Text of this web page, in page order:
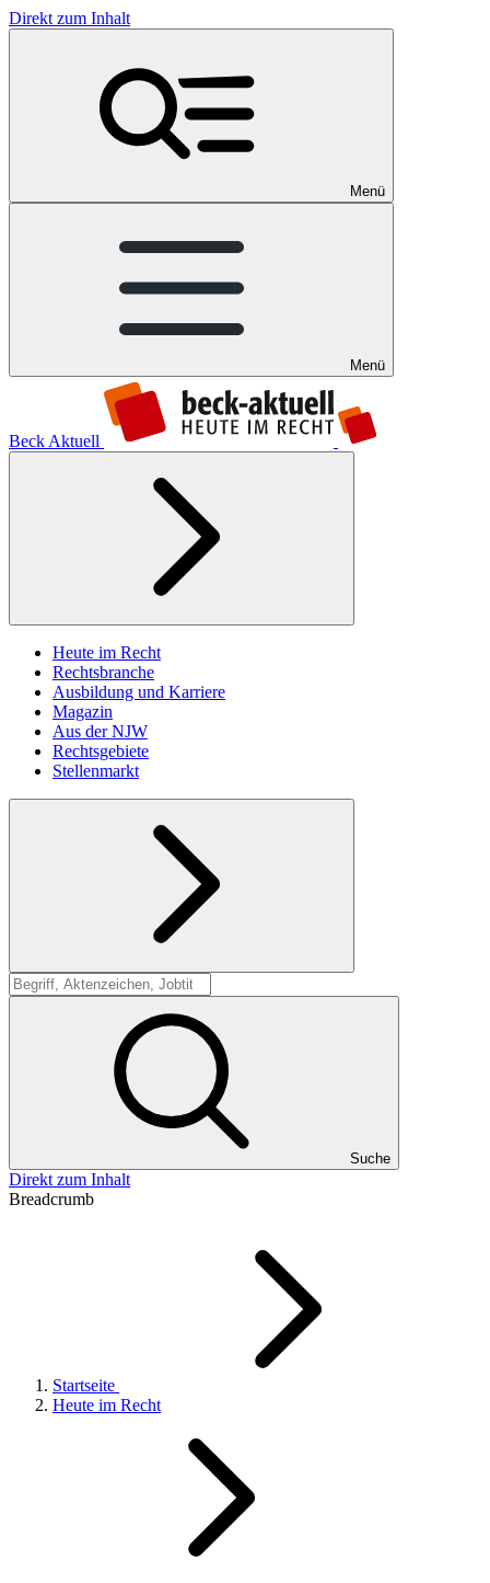
Direkt zum Inhalt
Menü
Menü
Beck Aktuell
Heute im Recht
Rechtsbranche
Ausbildung und Karriere
Magazin
Aus der NJW
Rechtsgebiete
Stellenmarkt
Suche
Suche
Direkt zum Inhalt
Breadcrumb
Startseite
Heute im Recht